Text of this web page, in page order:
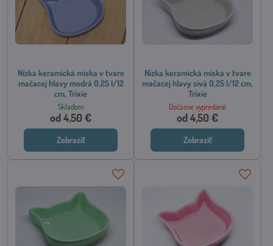
Nízka keramická miska v tvare
mačacej hlavy modrá 0,25 l/12
cm, Trixie
Skladom
od 4,50 €
Zobraziť
Nízka keramická miska v tvare
mačacej hlavy sivá 0,25 l/12 cm,
Trixie
Dočasne vypredané
od 4,50 €
Zobraziť